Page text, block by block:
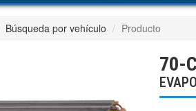
Búsqueda por vehículo Producto
70-